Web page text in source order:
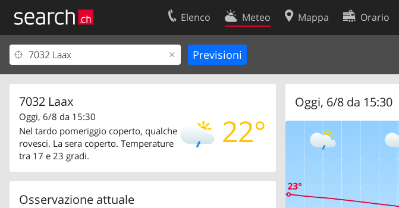
Elenco Meteo Mappa Orario
7032 Laax
22°
Oggi, 6/8 da 15:30
Nel tardo pomeriggio coperto, qualche
rovesci. La sera coperto. Temperature
tra 17 e 23 gradi.
Osservazione attuale
Oggi, 6/8 da 15:30
Il vostro profolio
Area clienti
Contatti
Condizioni d’uso